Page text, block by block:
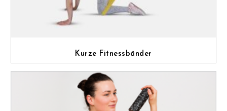
Kurze Fitnessbänder